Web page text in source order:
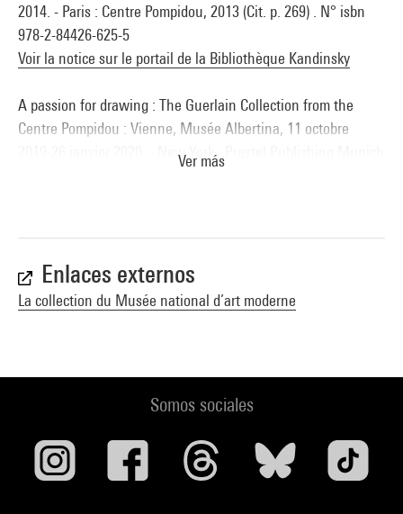
2014. - Paris : Centre Pompidou, 2013 (Cit. p. 269) . N° isbn
978-2-84426-625-5
Voir la notice sur le portail de la Bibliothèque Kandinsky
A passion for drawing : The Guerlain Collection from the
Centre Pompidou : Vienne, Musée Albertina, 11 octobre
2019-26 janvier 2020. - New York : Prestel Publishing Munich
Ver más
Enlaces externos
La collection du Musée national d’art moderne
Somos sociales